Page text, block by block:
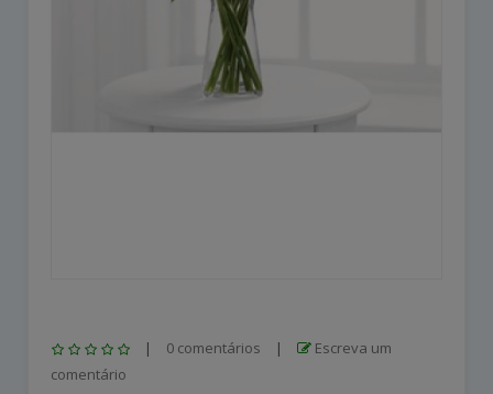
| 0 comentários |
Escreva um
comentário